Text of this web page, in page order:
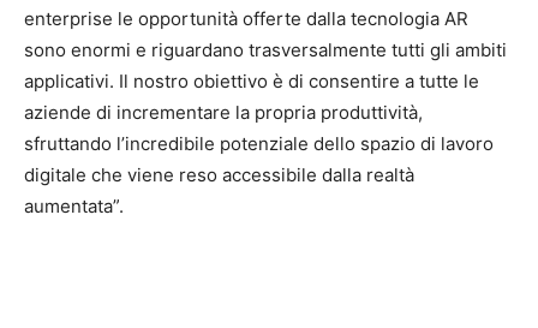
enterprise le opportunità offerte dalla tecnologia AR
sono enormi e riguardano trasversalmente tutti gli ambiti
applicativi. Il nostro obiettivo è di consentire a tutte le
aziende di incrementare la propria produttività,
sfruttando l’incredibile potenziale dello spazio di lavoro
digitale che viene reso accessibile dalla realtà
aumentata”.